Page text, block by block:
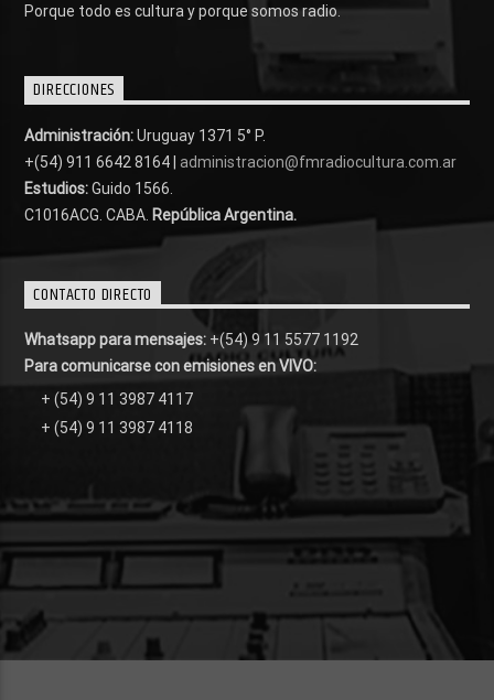
Porque todo es cultura y porque somos radio.
DIRECCIONES
Administración:Uruguay 1371 5° P.
+(54) 911 6642 8164 | administracion@fmradiocultura.com.ar
Estudios:Guido 1566.
C1016ACG. CABA. República Argentina.
CONTACTO DIRECTO
Whatsapp para mensajes: +(54) 9 11 5577 1192
Para comunicarse con emisiones en VIVO:
+ (54) 9 11 3987 4117
+ (54) 9 11 3987 4118